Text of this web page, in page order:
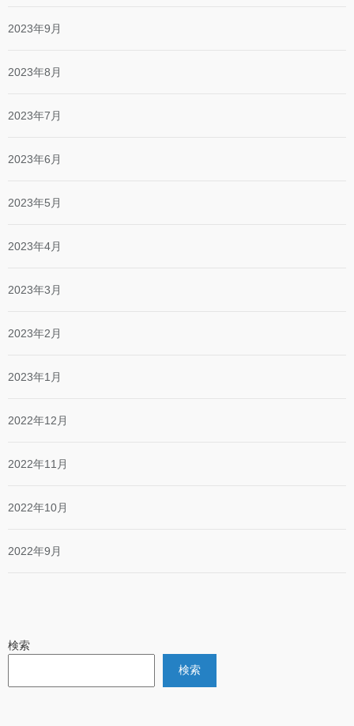
2023年9月
2023年8月
2023年7月
2023年6月
2023年5月
2023年4月
2023年3月
2023年2月
2023年1月
2022年12月
2022年11月
2022年10月
2022年9月
検索
検索